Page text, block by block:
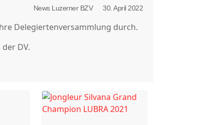
News Luzerner BZV 30. April 2022
Delegiertenversammlung durch.
DV.